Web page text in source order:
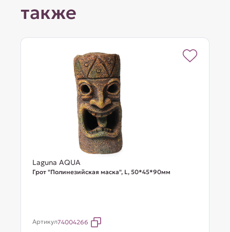
также
Laguna AQUA
Грот "Полинезийская маска", L, 50*45*90мм
Артикул74004266